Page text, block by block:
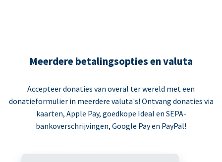
Meerdere betalingsopties en valuta
Accepteer donaties van overal ter wereld met een
donatieformulier in meerdere valuta's! Ontvang donaties via
kaarten, Apple Pay, goedkope Ideal en SEPA-
bankoverschrijvingen, Google Pay en PayPal!